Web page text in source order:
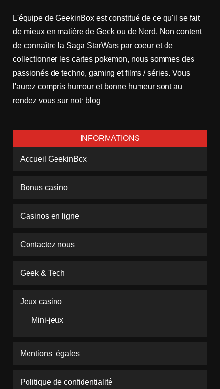
L'équipe de GeekinBox est constitué de ce qu'il se fait
de mieux en matière de Geek ou de Nerd. Non content
de connaître la Saga StarWars par coeur et de
collectionner les cartes pokemon, nous sommes des
passionés de techno, gaming et films / séries. Vous
l'aurez compris humour et bonne humeur sont au
rendez vous sur notr blog
INFORMATIONS
Accueil GeekinBox
Bonus casino
Casinos en ligne
Contactez nous
Geek & Tech
Jeux casino
Mini-jeux
Mentions légales
Politique de confidentialité